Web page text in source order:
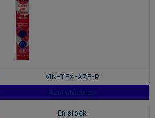
VIN-TEX-AZE-P
Azul eléctrico
En stock